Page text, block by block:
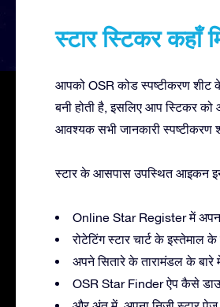
स्टार स्टिकर कहाँ
आपको OSR कोड स्पष्टीकरण शीट
बनी होती है, इसलिए आप स्टिकर
आवश्यक सभी जानकारी स्पष्टीकरण
स्टार के आसपास उपस्थित आइकन
Online Star Register में
रोटेटिंग स्टार चार्ट के इस्तेमाल
अपने सितारे के तारामंडल के बारे
OSR Star Finder ऐप कैसे